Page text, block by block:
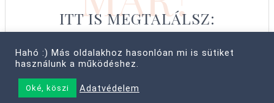
ITT IS MEGTALÁLSZ:
© COPYRIGHT 2008–2026 CABBIT SUPREME LTD, FARKAS LÍVIA
• MINDEN JOG FENNTARTVA! ·
Hahó :) Más oldalakhoz hasonlóan mi is sütiket
használunk a működéshez.
Oké, köszi Adatvédelem